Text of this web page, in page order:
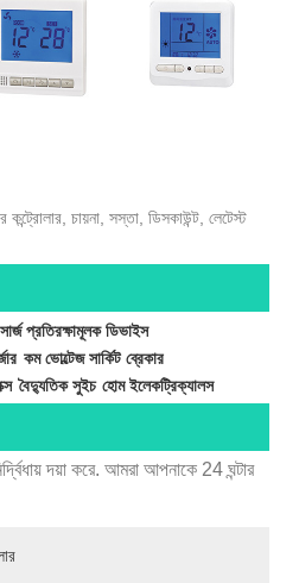
কন্ট্রোলার, চায়না, সস্তা, ডিসকাউন্ট, লেটেস্ট
প্রতিরক্ষামূলক ডিভাইস
কম ভোল্টেজ সার্কিট ব্রেকার
বৈদ্যুতিক সুইচ হোম ইলেকট্রিক্যালস
দয়া করে. আমরা আপনাকে 24 ঘন্টার